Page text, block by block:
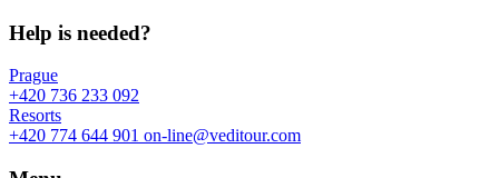
Help is needed?
Prague
+420 736 233 092
Resorts
+420 774 644 901 on-line@veditour.com